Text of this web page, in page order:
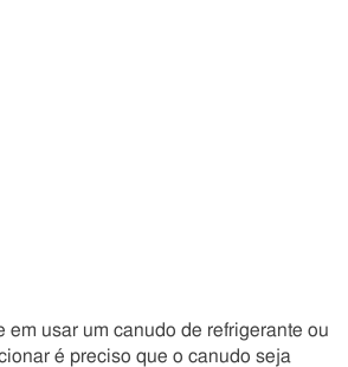
em usar um canudo de refrigerante ou
é preciso que o canudo seja